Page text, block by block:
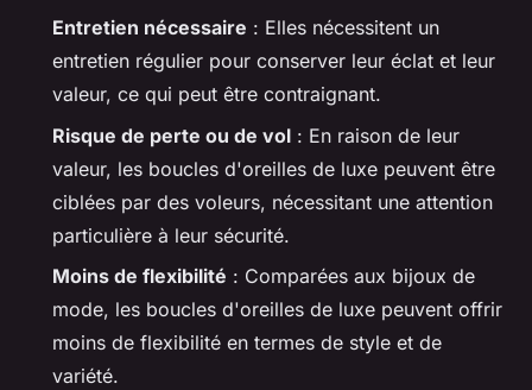
Entretien nécessaire : Elles nécessitent un
entretien régulier pour conserver leur éclat et leur
valeur, ce qui peut être contraignant.
Risque de perte ou de vol : En raison de leur
valeur, les boucles d'oreilles de luxe peuvent être
ciblées par des voleurs, nécessitant une attention
particulière à leur sécurité.
Moins de flexibilité : Comparées aux bijoux de
mode, les boucles d'oreilles de luxe peuvent offrir
moins de flexibilité en termes de style et de
variété.